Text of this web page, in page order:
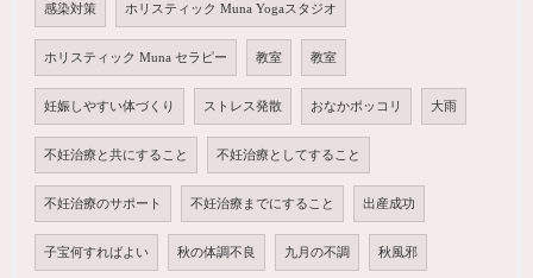
感染対策 ホリスティック Muna Yogaスタジオ
ホリスティック Muna セラピー 教室 教室
妊娠しやすい体づくり ストレス発散 おなかポッコリ 大雨
不妊治療と共にすること 不妊治療としてすること
不妊治療のサポート 不妊治療までにすること 出産成功
子宝何すればよい 秋の体調不良 九月の不調 秋風邪